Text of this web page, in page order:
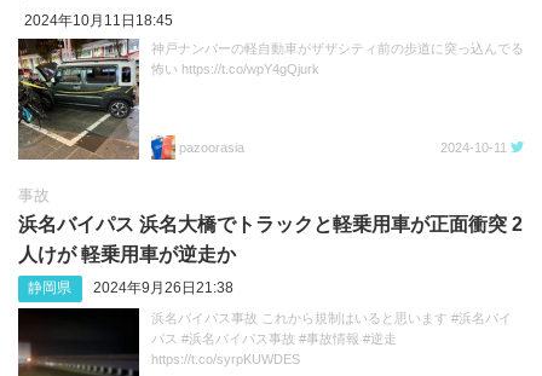
2024年10月11日18:45
神戸ナンバーの軽自動車がザザシティ前の歩道に突っ込んでる
怖い https://t.co/wpY4gQjurk
pazoorasia 2024-10-11
事故
浜名バイパス 浜名大橋でトラックと軽乗用車が正面衝突 2
人けが 軽乗用車が逆走か
静岡県 2024年9月26日21:38
浜名バイパス事故 これから規制はいると思います #浜名バイ
パス #浜名バイパス事故 #事故情報 #逆走
https://t.co/syrpKUWDES